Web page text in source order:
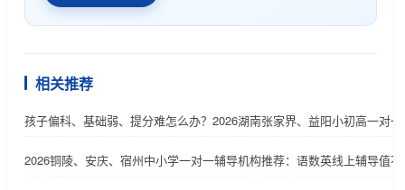
相关推荐
孩子偏科、基础弱、提分难怎么办？2026湖南张家界、益阳小初高一对
2026铜陵、安庆、宿州中小学一对一辅导机构推荐：语数英线上辅导值